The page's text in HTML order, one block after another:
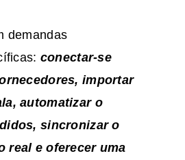
demandas
conectar-se
importar
automatizar o
sincronizar o
real e oferecer uma